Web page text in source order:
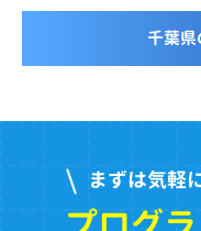
千葉
まずは気軽